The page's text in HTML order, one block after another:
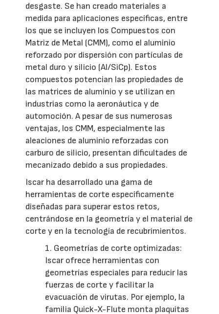
desgaste. Se han creado materiales a
medida para aplicaciones específicas, entre
los que se incluyen los Compuestos con
Matriz de Metal (CMM), como el aluminio
reforzado por dispersión con partículas de
metal duro y silicio (Al/SiCp). Estos
compuestos potencian las propiedades de
las matrices de aluminio y se utilizan en
industrias como la aeronáutica y de
automoción. A pesar de sus numerosas
ventajas, los CMM, especialmente las
aleaciones de aluminio reforzadas con
carburo de silicio, presentan dificultades de
mecanizado debido a sus propiedades.
Iscar ha desarrollado una gama de
herramientas de corte específicamente
diseñadas para superar estos retos,
centrándose en la geometría y el material de
corte y en la tecnología de recubrimientos.
1. Geometrías de corte optimizadas:
Iscar ofrece herramientas con
geometrías especiales para reducir las
fuerzas de corte y facilitar la
evacuación de virutas. Por ejemplo, la
familia Quick-X-Flute monta plaquitas